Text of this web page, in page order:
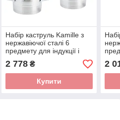
Набір каструль Kamille з
нержавіючої сталі 6
предмету для індукції і
газу (1.7 л, 2.4 л, л 3.1)
KM-5861
2 778₴
Купити
л)
2